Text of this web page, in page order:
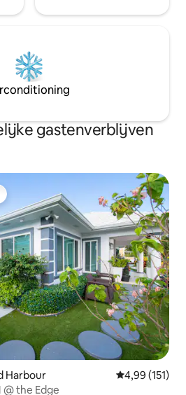
gastenverblijven
Harbour Gemiddelde
4,99 (151)
@ the Edge